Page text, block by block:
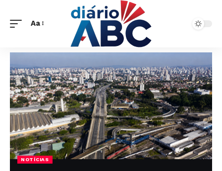
Aa
NOTÍCIAS